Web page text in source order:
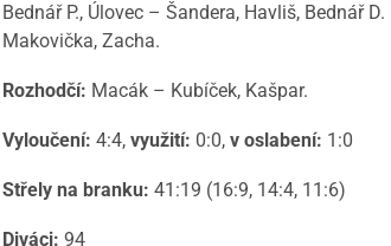
Bednář P., Úlovec – Šandera, Havliš, Bednář
Makovička, Zacha.
Rozhodčí: Macák – Kubíček, Kašpar.
Vyloučení: 4:4, využití: 0:0, v oslabení: 1:0
Střely na branku: 41:19 (16:9, 14:4, 11:6)
Diváci: 94